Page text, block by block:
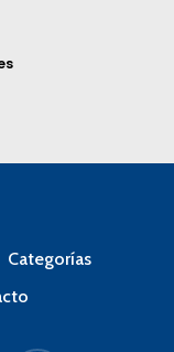
Categorías